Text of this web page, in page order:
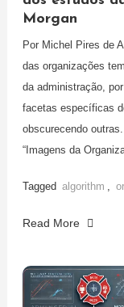
Morgan
Por Michel Pires de
das organizações
da administração,
facetas específicas
obscurecendo
“Imagens da
Tagged algorithm
Read More